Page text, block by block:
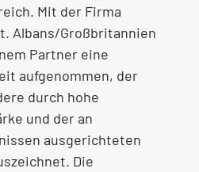
Mit der Firma
Albans/Großbritannien
Partner eine
aufgenommen, der
durch hohe
und der an
ausgerichteten
Die